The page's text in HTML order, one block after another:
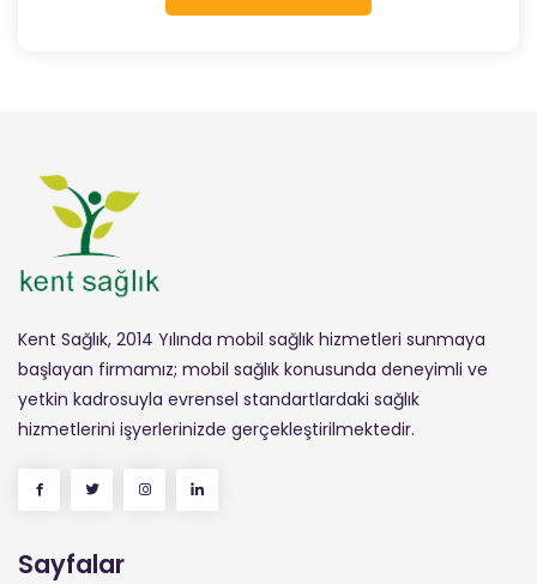
Kent Sağlık, 2014 Yılında mobil sağlık hizmetleri sunmaya
başlayan firmamız; mobil sağlık konusunda deneyimli ve
yetkin kadrosuyla evrensel standartlardaki sağlık
hizmetlerini işyerlerinizde gerçekleştirilmektedir.
Sayfalar